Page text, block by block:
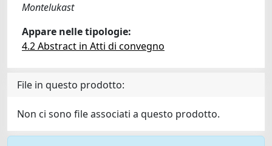
Montelukast
Appare nelle tipologie:
4.2 Abstract in Atti di convegno
File in questo prodotto:
Non ci sono file associati a questo prodotto.